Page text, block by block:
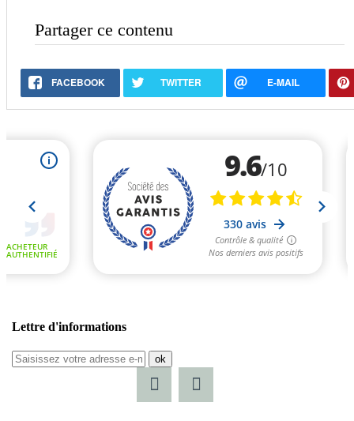
Partager ce contenu
FACEBOOK TWITTER E-MAIL
Lettre d'informations
ok